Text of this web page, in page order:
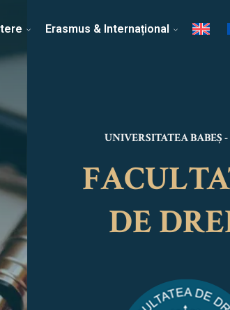
Știri Echipa Facultății
Erasmus & Internațional
UNIVERSITATEA BABEȘ
DE